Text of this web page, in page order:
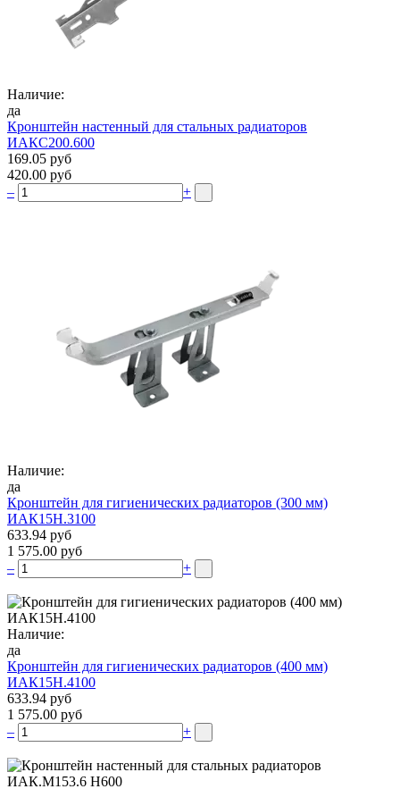
Наличие:
да
Кронштейн настенный для стальных радиаторов
ИАКС200.600
169.05 руб
420.00 руб
–
+
Наличие:
да
Кронштейн для гигиенических радиаторов (300 мм)
ИАК15Н.3100
633.94 руб
1 575.00 руб
–
+
Наличие:
да
Кронштейн для гигиенических радиаторов (400 мм)
ИАК15Н.4100
633.94 руб
1 575.00 руб
–
+